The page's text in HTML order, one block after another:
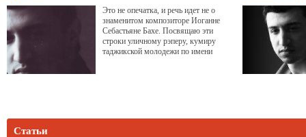
Это не опечатка, и речь идет не о
знаменитом композиторе Иоганне
Себастьяне Бахе. Посвящаю эти
строки уличному рэперу, кумиру
таджикской молодежи по имени
Статьи